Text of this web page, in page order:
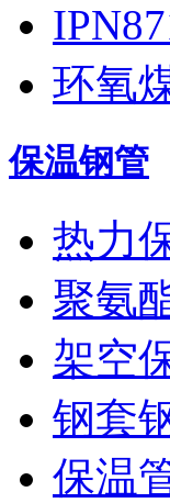
环氧
保温钢管
热力
聚氨
架空
钢套
保温